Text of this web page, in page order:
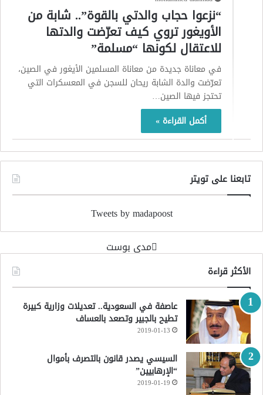
“نزعوا حجاب والدتي بالقوة”.. شابة من
الأويغور تروي كيف تعرّضت والدتها
للاعتقال لكونها “مسلمة”
في معاناة جديدة من معاناة المسلمين الأيغور في الصين،
تعرّضت والدة الشابة ريحان للسجن في المعسكرات التي
تحتجز فيها الصين…
أكمل القراءة »
تابعنا على تويتر
Tweets by madapoost
‏مدى بوست‏
الأكثر قراءة
عاصفة في السعودية.. تعديلات وزارية كبيرة
تطيح بالجبير وتصعد بالعساف
2019-01-13
السيسي يصدر قانون بالتصرف بأموال
“الإرهابيين”
2019-01-19